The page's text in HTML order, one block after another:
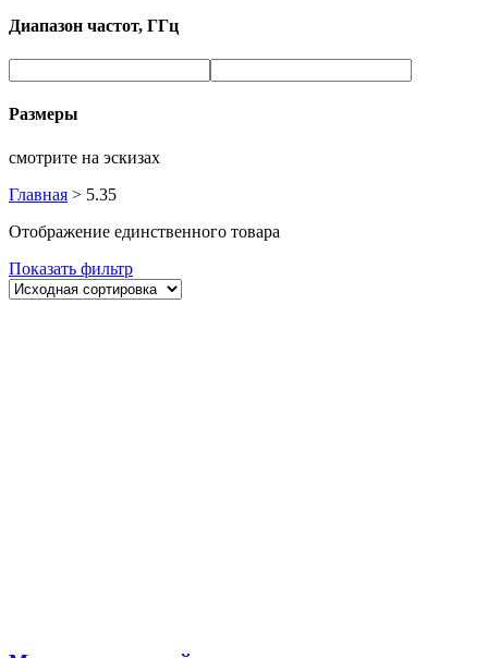
Диапазон частот, ГГц
Размеры
смотрите на эскизах
Главная > 5.35
Отображение единственного товара
Показать фильтр